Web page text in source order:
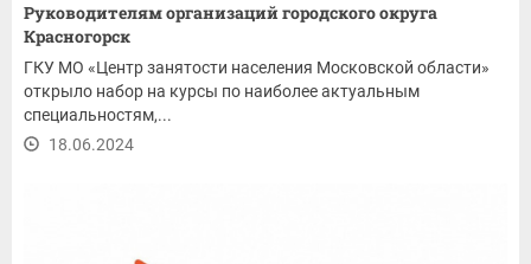
Руководителям организаций городского округа
Красногорск
ГКУ МО «Центр занятости населения Московской области»
открыло набор на курсы по наиболее актуальным
специальностям,...
18.06.2024